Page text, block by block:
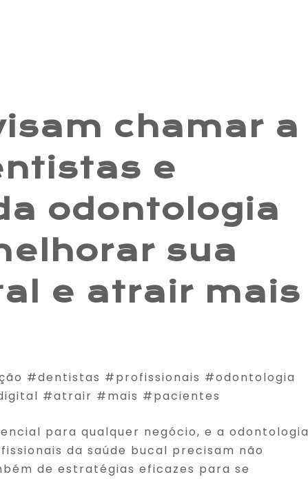
chamar a
e
odontologia
sua
e atrair mais
#dentistas #profissionais #odontologia
#atrair #mais #pacientes
para qualquer negócio, e a
da saúde bucal precisam não
de estratégias eficazes para se